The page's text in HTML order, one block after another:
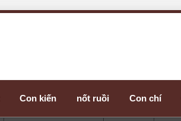
Con kiến nốt ruồi Con chí